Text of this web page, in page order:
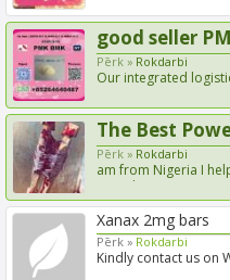
good seller
Pērk » Rokdarbi
Our integrated
The Best
Pērk » Rokdarbi
am from Nigeria I
outside coun...
Xanax 2mg bars
Pērk » Rokdarbi
Kindly contact us on